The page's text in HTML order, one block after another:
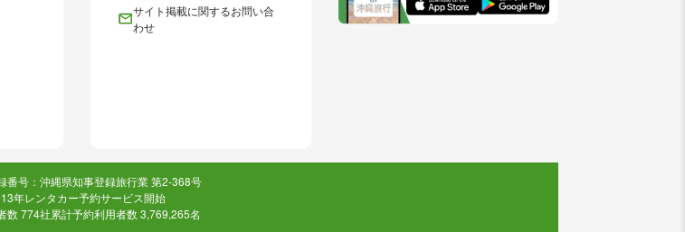
サイト掲載に関するお問い合
わせ
番号：沖縄県知事登録旅行業 第2-368号
年レンタカー予約サービス開始
数 774社累計予約利用者数 3,769,265名